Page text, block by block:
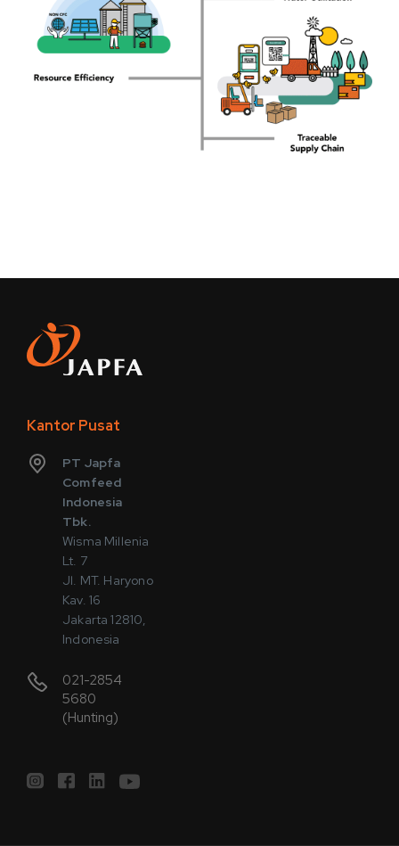
Kantor Pusat
PT Japfa
Comfeed
Indonesia
Tbk.
Wisma Millenia
Lt. 7
Jl. MT. Haryono
Kav. 16
Jakarta 12810,
Indonesia
021-2854
5680
(Hunting)